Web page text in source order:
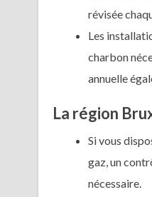
révisée
Les
charbon
annuelle
La région
Si vous
gaz, un
nécessaire.